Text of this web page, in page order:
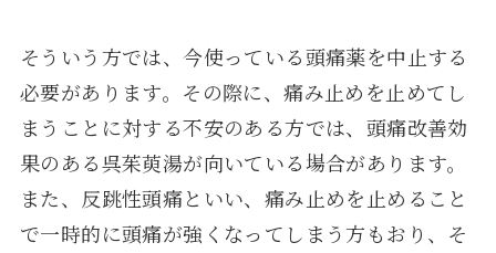
そういう方では、今使っている頭痛薬を中止する
必要があります。その際に、痛み止めを止めてし
まうことに対する不安のある方では、頭痛改善効
果のある呉茱萸湯が向いている場合があります。
また、反跳性頭痛といい、痛み止めを止めること
で一時的に頭痛が強くなってしまう方もおり、そ